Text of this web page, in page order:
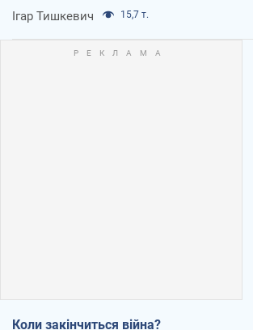
Ігар Тишкевич 15,7 т.
Коли закінчиться війна?